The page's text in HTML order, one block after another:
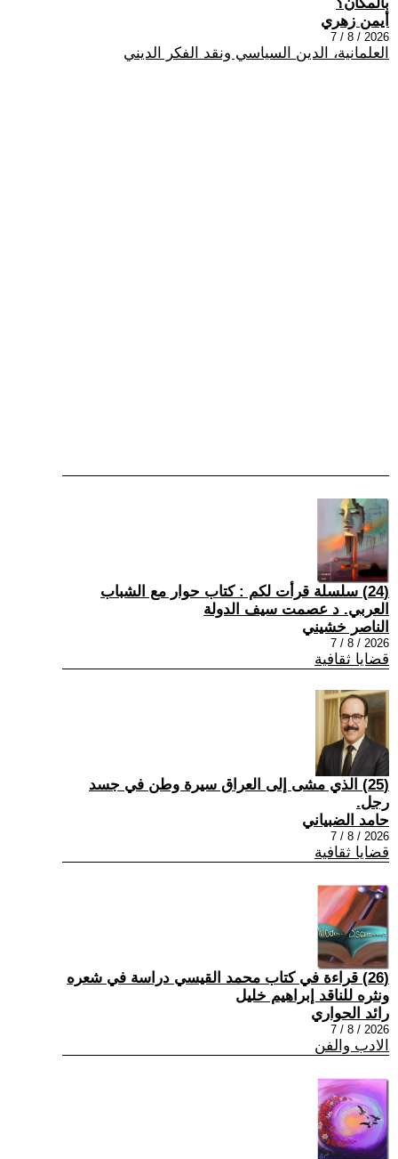
أيمن زهري
2026 / 8 / 7
العلمانية، الدين السياسي ونقد الفكر الديني
(24) سلسلة قرأت لكم : كتاب حوار مع الشباب
العربي. د عصمت سيف الدولة
الناصر خشيني
2026 / 8 / 7
قضايا ثقافية
(25) الذي مشى إلى العراق سيرة وطن في جسد
رجل.
حامد الضبياني
2026 / 8 / 7
قضايا ثقافية
(26) قراءة في كتاب محمد القيسي دراسة في شعره
ونثره للناقد إبراهيم خليل
رائد الحواري
2026 / 8 / 7
الادب والفن